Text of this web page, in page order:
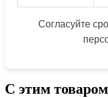
Согласуйте
С этим